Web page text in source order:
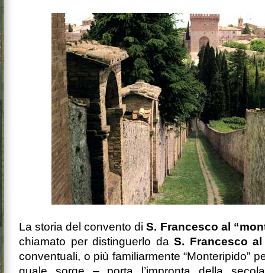
La storia del convento diS. Francesco al
chiamato per distinguerlo daS. Francesco al
conventuali, o più familiarmente “Monteripido”